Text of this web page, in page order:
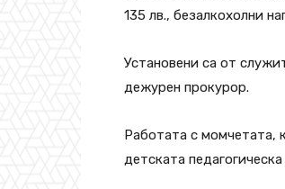
135 лв., безалкохолни
Установени са от
дежурен прокурор.
Работата с момчетата,
детската